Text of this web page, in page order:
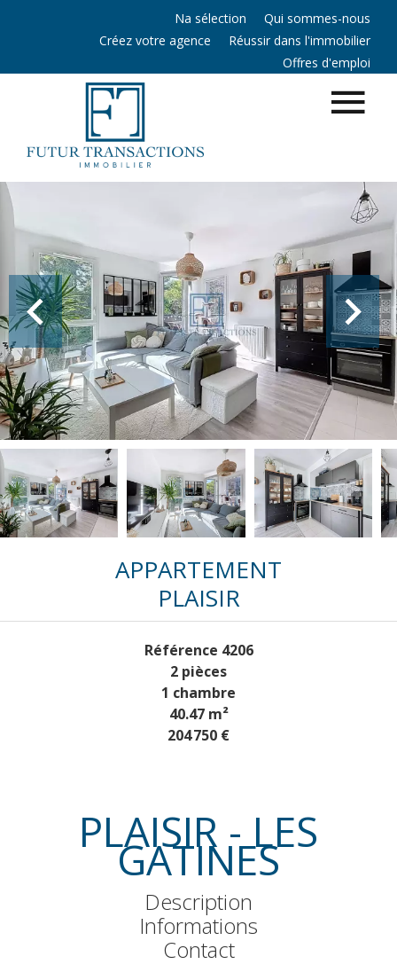
Na sélection
Qui sommes-nous
Créez votre agence
Réussir dans l'immobilier
Offres d'emploi
APPARTEMENT
PLAISIR
Référence 4206
2 pièces
1 chambre
40.47m²
204 750 €
PLAISIR - LES
GATINES
Description
Informations
Contact